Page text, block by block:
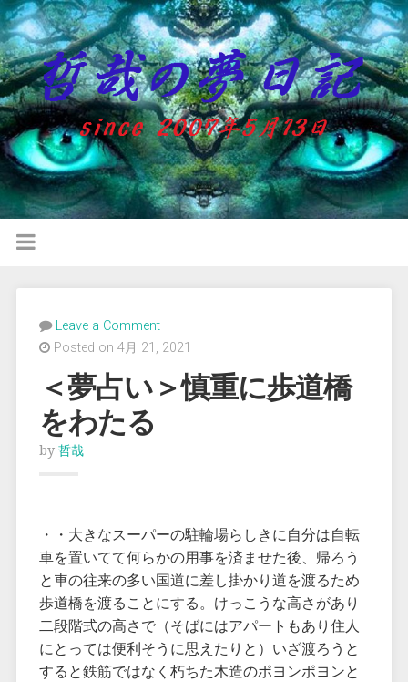
Leave a Comment
Posted on 4月 21, 2021
＜夢占い＞慎重に歩道橋
をわたる
by 哲哉
・・大きなスーパーの駐輪場らしきに自分は自転
車を置いてて何らかの用事を済ませた後、帰ろう
と車の往来の多い国道に差し掛かり道を渡るため
歩道橋を渡ることにする。けっこうな高さがあり
二段階式の高さで（そばにはアパートもあり住人
にとっては便利そうに思えたりと）いざ渡ろうと
すると鉄筋ではなく朽ちた木造のポヨンポヨンと